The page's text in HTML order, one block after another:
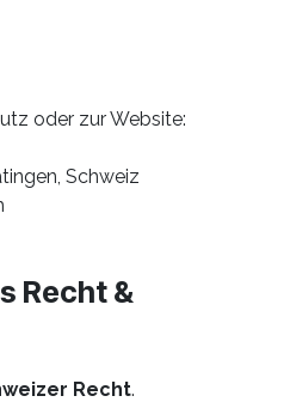
oder zur Website:
Schweiz
Recht &
Recht.